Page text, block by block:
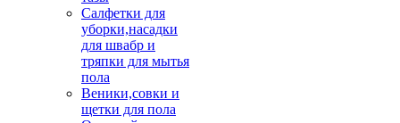
Салфетки для
уборки,насадки
для швабр и
тряпки для мытья
пола
Веники,совки и
щетки для пола